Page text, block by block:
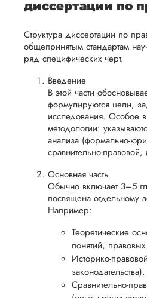
вам
пройти
процесс
научной
работы.
разумные
сроки
после
утверждения
запроса
возврат.
диссертации по
Структура диссертации по
общепринятым стандартам
ряд специфических черт.
Введение
В этой части
формулируются цели,
исследования. Особое
методологии:
анализа (формально-
сравнительно-
Основная часть
Обычно включает 3–5
посвящена отдельному
Например:
Теоретические
понятий,
Историко-
законодательства).
Сравнительно-